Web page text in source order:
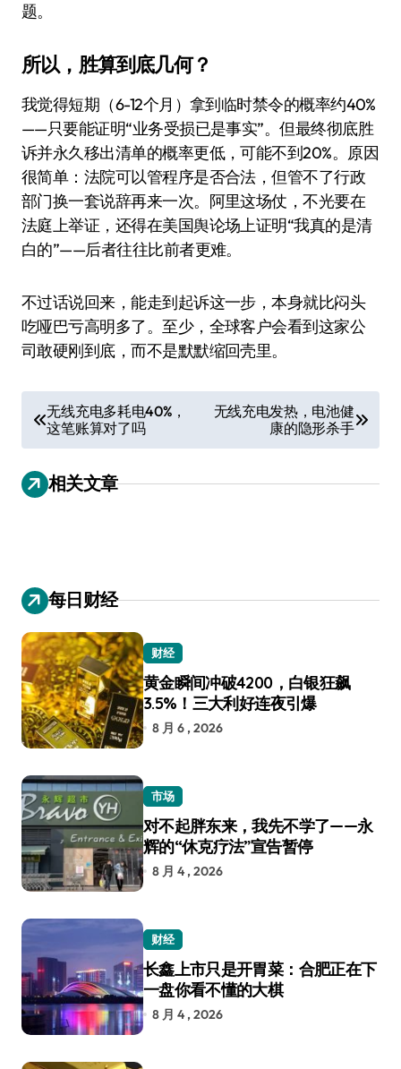
题。
所以，胜算到底几何？
我觉得短期（6-12个月）拿到临时禁令的概率约40%
——只要能证明“业务受损已是事实”。但最终彻底胜
诉并永久移出清单的概率更低，可能不到20%。原因
很简单：法院可以管程序是否合法，但管不了行政
部门换一套说辞再来一次。阿里这场仗，不光要在
法庭上举证，还得在美国舆论场上证明“我真的是清
白的”——后者往往比前者更难。
不过话说回来，能走到起诉这一步，本身就比闷头
吃哑巴亏高明多了。至少，全球客户会看到这家公
司敢硬刚到底，而不是默默缩回壳里。
章
导
航
无线充电多耗电40%，
这笔账算对了吗
无线充电发热，电池健
康的隐形杀手
相关文章
每日财经
财经
黄金瞬间冲破4200，白银狂飙
3.5%！三大利好连夜引爆
8 月 6 , 2026
市场
对不起胖东来，我先不学了——永
辉的“休克疗法”宣告暂停
8 月 4 , 2026
财经
长鑫上市只是开胃菜：合肥正在下
一盘你看不懂的大棋
8 月 4 , 2026